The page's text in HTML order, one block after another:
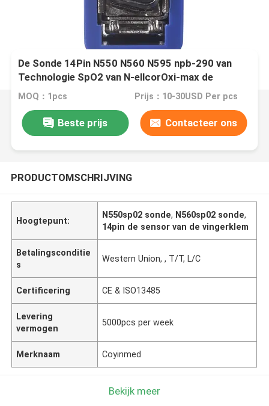
De Sonde 14Pin N550 N560 N595 npb-290 van
Technologie SpO2 van N-ellcorOxi-max de
Volwassen Sensor van de Vingerklem SpO2
MOQ：1pcs Prijs：10-30USD Per pcs
Beste prijs Contacteer ons
PRODUCTOMSCHRIJVING
Hoogtepunt:
N550sp02 sonde, N560sp02 sonde,
14pin de sensor van de vingerklem
Betalingsconditie
s
Western Union, , T/T, L/C
Certificering CE & ISO13485
Levering
vermogen
5000pcs per week
Merknaam Coyinmed
Bekijk meer